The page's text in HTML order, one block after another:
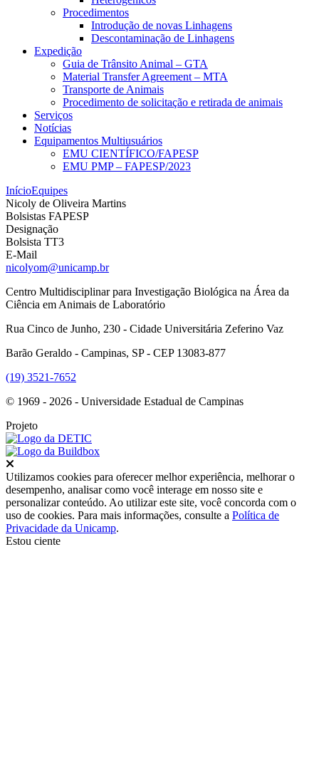
Procedimentos
Introdução de novas Linhagens
Descontaminação de Linhagens
Expedição
Guia de Trânsito Animal – GTA
Material Transfer Agreement – MTA
Transporte de Animais
Procedimento de solicitação e retirada de animais
Serviços
Notícias
Equipamentos Multiusuários
EMU CIENTÍFICO/FAPESP
EMU PMP – FAPESP/2023
InícioEquipes
Nicoly de Oliveira Martins
Bolsistas FAPESP
Designação
Bolsista TT3
E-Mail
nicolyom@unicamp.br
Centro Multidisciplinar para Investigação Biológica na Área da
Ciência em Animais de Laboratório
Rua Cinco de Junho, 230 - Cidade Universitária Zeferino Vaz
Barão Geraldo - Campinas, SP - CEP 13083-877
(19) 3521-7652
© 1969 - 2026 - Universidade Estadual de Campinas
Projeto
Utilizamos cookies para oferecer melhor experiência, melhorar o
desempenho, analisar como você interage em nosso site e
personalizar conteúdo. Ao utilizar este site, você concorda com o
uso de cookies. Para mais informações, consulte a Política de
Privacidade da Unicamp.
Estou ciente